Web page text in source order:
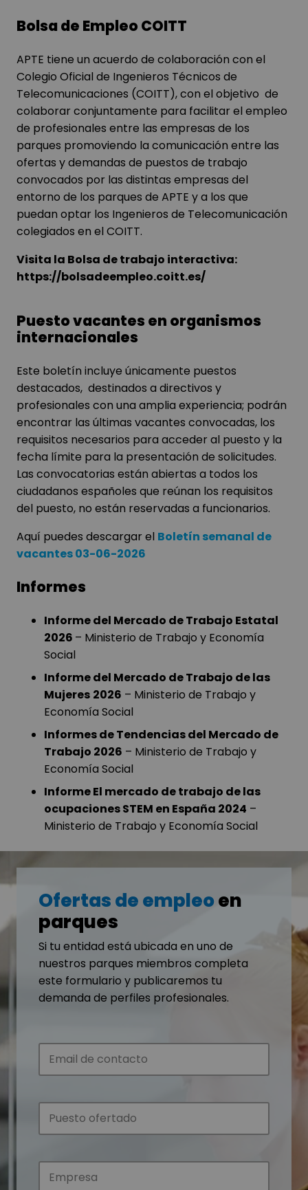
Bolsa de Empleo COITT
APTE tiene un acuerdo de colaboración con el
Colegio Oficial de Ingenieros Técnicos de
Telecomunicaciones (COITT), con el objetivo de
colaborar conjuntamente para facilitar el empleo
de profesionales entre las empresas de los
parques promoviendo la comunicación entre las
ofertas y demandas de puestos de trabajo
convocados por las distintas empresas del
entorno de los parques de APTE y a los que
puedan optar los Ingenieros de Telecomunicación
colegiados en el COITT.
Visita la Bolsa de trabajo interactiva:
https://bolsadeempleo.coitt.es/
Puesto vacantes en organismos
internacionales
Este boletín incluye únicamente puestos
destacados, destinados a directivos y
profesionales con una amplia experiencia; podrán
encontrar las últimas vacantes convocadas, los
requisitos necesarios para acceder al puesto y la
fecha límite para la presentación de solicitudes.
Las convocatorias están abiertas a todos los
ciudadanos españoles que reúnan los requisitos
del puesto, no están reservadas a funcionarios.
Aquí puedes descargar el Boletín semanal de
vacantes 03-06-2026
Informes
Informe del Mercado de Trabajo Estatal
2026 – Ministerio de Trabajo y Economía
Social
Informe del Mercado de Trabajo de las
Mujeres 2026 – Ministerio de Trabajo y
Economía Social
Informes de Tendencias del Mercado de
Trabajo 2026 – Ministerio de Trabajo y
Economía Social
Informe El mercado de trabajo de las
ocupaciones STEM en España 2024 –
Ministerio de Trabajo y Economía Social
Ofertas de empleoen
parques
Si tu entidad está ubicada en uno de
nuestros parques miembros completa
este formulario y publicaremos tu
demanda de perfiles profesionales.